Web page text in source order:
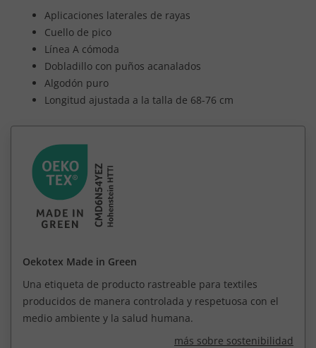
Aplicaciones laterales de rayas
Cuello de pico
Línea A cómoda
Dobladillo con puños acanalados
Algodón puro
Longitud ajustada a la talla de 68-76 cm
Oekotex Made in Green
Una etiqueta de producto rastreable para textiles
producidos de manera controlada y respetuosa con el
medio ambiente y la salud humana.
más sobre sostenibilidad